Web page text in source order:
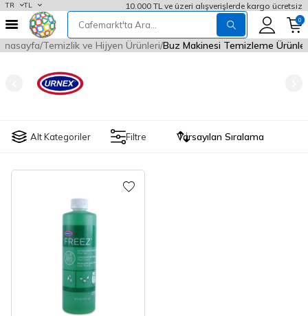
TR TL 10.000 TL ve üzeri alışverişlerde kargo ücretsiz
0
Temizlik ve Hijyen Ürünleri Buz Makinesi Temizleme
Alt Kategoriler Filtre